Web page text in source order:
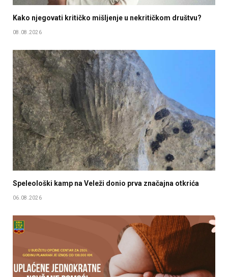
Kako njegovati kritičko mišljenje u nekritičkom društvu?
08.08.2026
Speleološki kamp na Veleži donio prva značajna otkrića
06.08.2026